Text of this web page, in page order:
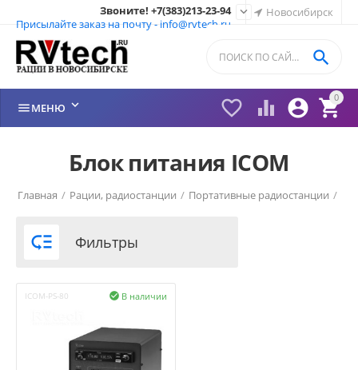
Новосибирск
Звоните! +7(383)213-23-94
Присылайте заказ на почту - info@rvtech.ru

0


 

МЕНЮ 
Блок питания ICOM
Главная / Рации, радиостанции / Портативные радиостанции /
 Фильтры
ICOM-PS-80 В наличии
